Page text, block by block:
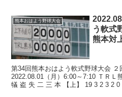
熊本おはよう野球大会
う軟式
熊本対
第34回熊本おはよう軟式野球大会
2022.08.01（月）6:00～7:10 ＴＲＬ
犠 盗 失 二 三 本 【上】 19 3 2 3 2